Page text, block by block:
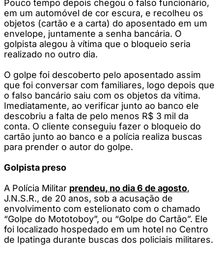
Pouco tempo depois chegou o falso funcionário,
em um automóvel de cor escura, e recolheu os
objetos (cartão e a carta) do aposentado em um
envelope, juntamente a senha bancária. O
golpista alegou à vítima que o bloqueio seria
realizado no outro dia.
O golpe foi descoberto pelo aposentado assim
que foi conversar com familiares, logo depois que
o falso bancário saiu com os objetos da vítima.
Imediatamente, ao verificar junto ao banco ele
descobriu a falta de pelo menos R$ 3 mil da
conta. O cliente conseguiu fazer o bloqueio do
cartão junto ao banco e a polícia realiza buscas
para prender o autor do golpe.
Golpista preso
A Polícia Militar prendeu, no dia 6 de agosto,
J.N.S.R., de 20 anos, sob a acusação de
envolvimento com estelionato com o chamado
“Golpe do Mototoboy”, ou “Golpe do Cartão”. Ele
foi localizado hospedado em um hotel no Centro
de Ipatinga durante buscas dos policiais militares.